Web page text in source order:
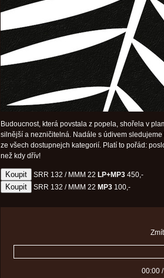
Budoucnost, která povstala z popela, shořela v
silnější a nezničitelná. Nadále s údivem
ze všech dostupnejch kategorií. Platí to pořád:
než kdy dřív!
SRR 132 / MMM 22 LP+MP3 450,-
SRR 132 / MMM 22 MP3 100,-
00:00/